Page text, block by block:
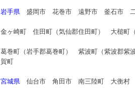
岩手県 盛岡市 花巻市 遠野市 釜石市 二
金ヶ崎町 住田町（気仙郡住田町） 大槌町
葛巻町（岩手郡葛巻町） 紫波町（紫波郡
賀町
宮城県仙台市 角田市 南三陸町 大衡村